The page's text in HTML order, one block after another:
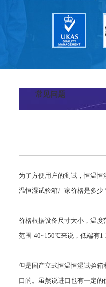
常见问题
为了方便用户的测试，恒温
温恒湿试验箱厂家价格是多
价格根据设备尺寸大小，温
范围-40~150℃来说，低端有
但是国产立式恒温恒湿试验
口的。虽然说进口也有一定